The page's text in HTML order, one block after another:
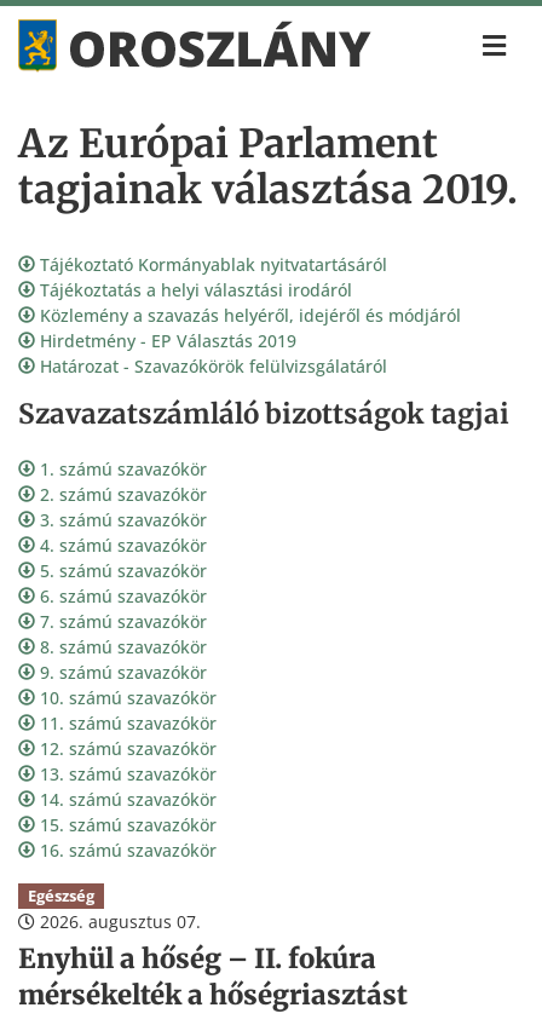
Az Európai Parlament
tagjainak választása 2019.
Tájékoztató Kormányablak nyitvatartásáról
Tájékoztatás a helyi választási irodáról
Közlemény a szavazás helyéről, idejéről és módjáról
Hirdetmény - EP Választás 2019
Határozat - Szavazókörök felülvizsgálatáról
Szavazatszámláló bizottságok tagjai
1. számú szavazókör
2. számú szavazókör
3. számú szavazókör
4. számú szavazókör
5. számú szavazókör
6. számú szavazókör
7. számú szavazókör
8. számú szavazókör
9. számú szavazókör
10. számú szavazókör
11. számú szavazókör
12. számú szavazókör
13. számú szavazókör
14. számú szavazókör
15. számú szavazókör
16. számú szavazókör
Egészség
2026. augusztus 07.
Enyhül a hőség – II. fokúra
mérsékelték a hőségriasztást